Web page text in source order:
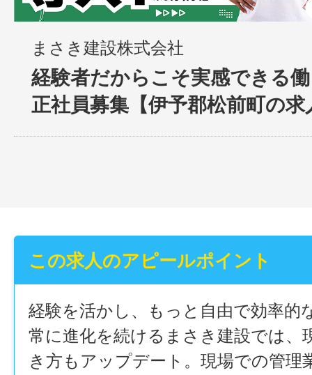
まさき建設株式会社
経験者だからこそ実感できる
正社員募集【伊予郡松前町の求
この求人のアピールポイント
経験を活かし、もっと自由で効率的
常に進化を続けるまさき建設では、
き方もアップデート。現場での管理